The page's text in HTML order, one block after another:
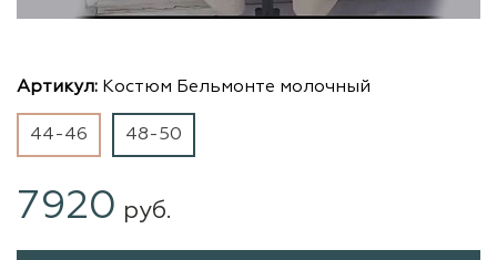
Артикул: Костюм Бельмонте молочный
44-46 48-50
7920 руб.